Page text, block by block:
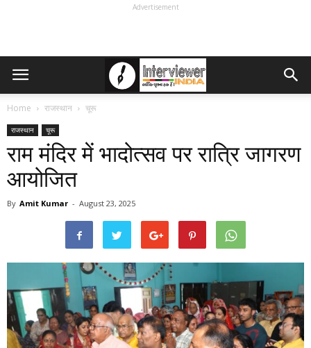
Advertisement
Home राजस्थान चूरू
राजस्थान चूरू
राम मंदिर में भादोत्सव पर रात्रि जागरण
आयोजित
By Amit Kumar - August 23, 2025